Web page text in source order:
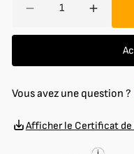
Réduire
1,2
bottalato
1,2
Vous avez une question ?
Afficher le Certificat